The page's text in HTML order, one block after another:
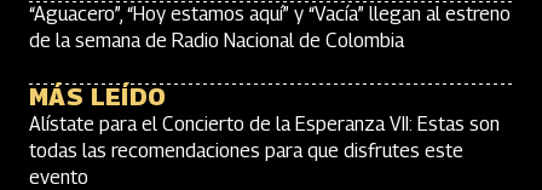
“Aguacero”, “Hoy estamos aquí” y “Vacía” llegan al estreno
de la semana de Radio Nacional de Colombia
MÁS LEÍDO
Alístate para el Concierto de la Esperanza VII: Estas son
todas las recomendaciones para que disfrutes este
evento